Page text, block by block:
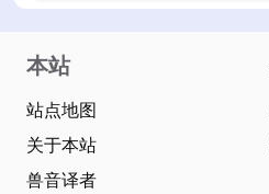
本站
站点地图
关于本站
兽音译者